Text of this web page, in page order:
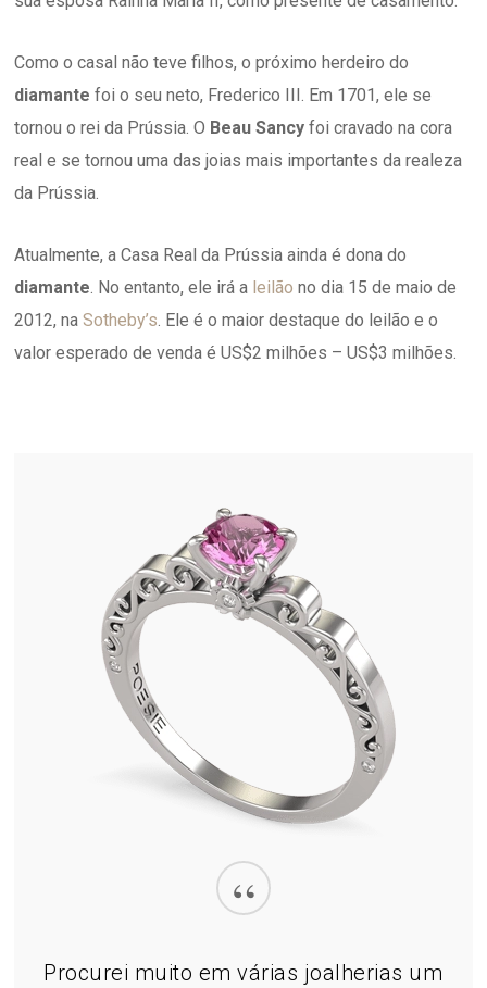
Como o casal não teve filhos, o próximo herdeiro do
diamante foi o seu neto, Frederico III. Em 1701, ele se
tornou o rei da Prússia. O Beau Sancy foi cravado na cora
real e se tornou uma das joias mais importantes da realeza
da Prússia.
Atualmente, a Casa Real da Prússia ainda é dona do
diamante. No entanto, ele irá a leilão no dia 15 de maio de
2012, naSotheby’s. Ele é o maior destaque do leilão e o
valor esperado de venda é US$2 milhões – US$3 milhões.
“
Procurei muito em várias joalherias um